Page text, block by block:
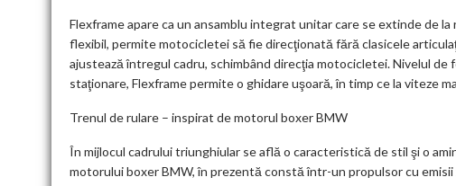
Flexframe apare ca un ansamblu integrat unitar care se extinde de
flexibil, permite motocicletei să fie direcţionată fără clasicele
ajustează întregul cadru, schimbând direcţia motocicletei. Nivelul
staţionare, Flexframe permite o ghidare uşoară, în timp ce la viteze
Trenul de rulare – inspirat de motorul boxer BMW
În mijlocul cadrului triunghiular se află o caracteristică de stil şi o
motorului boxer BMW, în prezentă constă într-un propulsor cu